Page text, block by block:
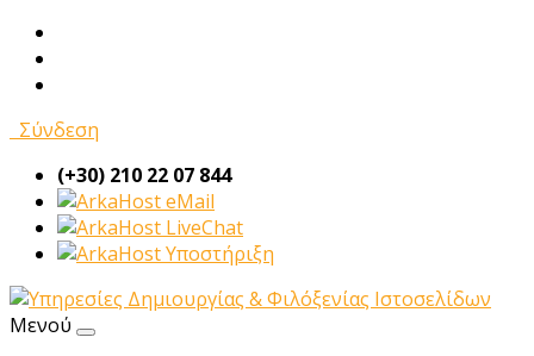
Σύνδεση
(+30) 210 22 07 844
eMail
LiveChat
Υποστήριξη
Μενού